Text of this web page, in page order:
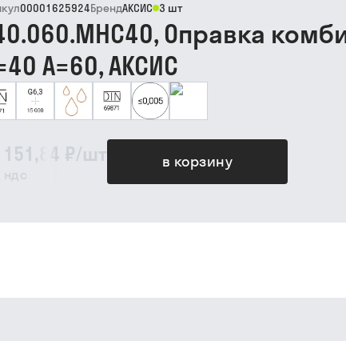
151,84 ₽/шт
ндс
в корзину
00001625924БрендАКСИС 3 шт
Оправка
A=60, АКСИС